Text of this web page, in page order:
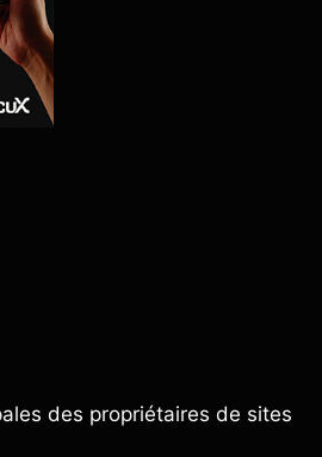
des propriétaires de sites